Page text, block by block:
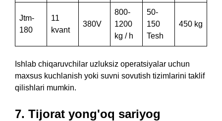
Jtm-
180
11
kvant
380V
800-
1200
kg / h
50-
150
Tesh
450 kg
Ishlab chiqaruvchilar uzluksiz operatsiyalar uchun
maxsus kuchlanish yoki suvni sovutish tizimlarini taklif
qilishlari mumkin.
7. Tijorat yong'oq sariyog